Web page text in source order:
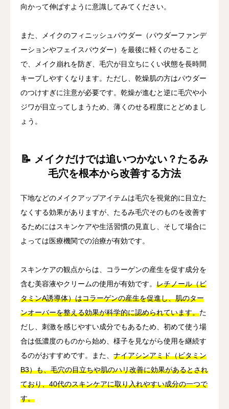
向かって伸ばすように意識してみてください。
また、メイクのフィニッシュパウダー（パウダーファンデ
ーションやフェイスパウダー）を最後に軽くのせること
で、メイク崩れを防ぎ、毛穴が目立ちにくい状態を長時間
キープしやすくなります。ただし、乾燥肌の方はパウダー
のつけすぎに注意が必要です。乾燥が進むと逆に毛穴や小
ジワが目立ってしまうため、薄くのせる程度にとどめまし
ょう。
📝 メイクだけでは追いつかない？たるみ
毛穴を根本から改善する方法
下地などのメイクアップアイテムは毛穴を視覚的に目立た
なくする効果がありますが、たるみ毛穴そのものを改善す
るためにはスキンケアや生活習慣の見直し、そして場合に
よっては医療機関での治療が有効です。
スキンケアの観点からは、コラーゲンの産生を促す成分を
含む美容液やクリームの使用が有効です。 レチノール（ビ
タミンA誘導体）はコラーゲンの産生を促進し、肌のター
ンオーバーを整える効果が科学的に認められています。た
だし、刺激を感じやすい成分でもあるため、初めて使う場
合は低濃度のものから始め、様子を見ながら使用を継続す
るのがおすすめです。また、 ナイアシンアミド（ビタミン
B3）も、毛穴の目立ちや肌のハリ改善に効果があるとされ
ており、40代のスキンケアに取り入れやすい成分の一つで
す。